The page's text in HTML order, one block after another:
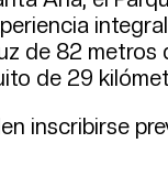
de 82
de 29
inscribirse